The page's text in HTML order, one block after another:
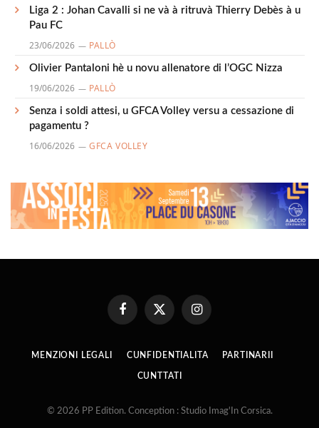
Liga 2 : Johan Cavalli si ne và à ritruvà Thierry Debès à u
Pau FC
23/06/2026 PALLÒ
Olivier Pantaloni hè u novu allenatore di l’OGC Nizza
19/06/2026 PALLÒ
Senza i soldi attesi, u GFCA Volley versu a cessazione di
pagamentu ?
16/06/2026 GFCA VOLLEY
FacebookX
Instagram
MENZIONI LEGALI CUNFIDENTIALITA PARTINARII
CUNTTATI
© 2026 PP Edition. Conception : Studio Imag'In Corsica.